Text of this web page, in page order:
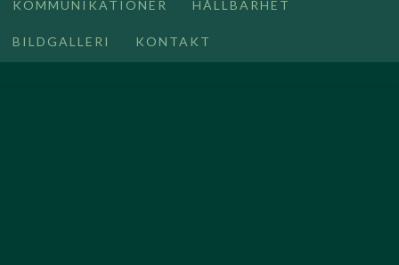
KOMMUNIKATIONER HÅLLBARHET
BILDGALLERI KONTAKT